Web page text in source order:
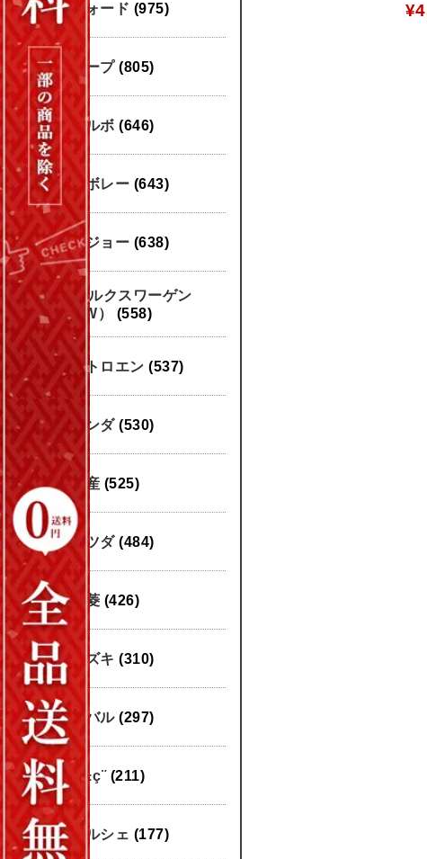
フォード (975)
ジープ (805)
ボルボ (646)
シボレー (643)
プジョー (638)
フォルクスワーゲン
（VW） (558)
シトロエン (537)
ホンダ (530)
日産 (525)
マツダ (484)
三菱 (426)
スズキ (310)
スバル (297)
æ±ç¨ (211)
ポルシェ (177)
¥